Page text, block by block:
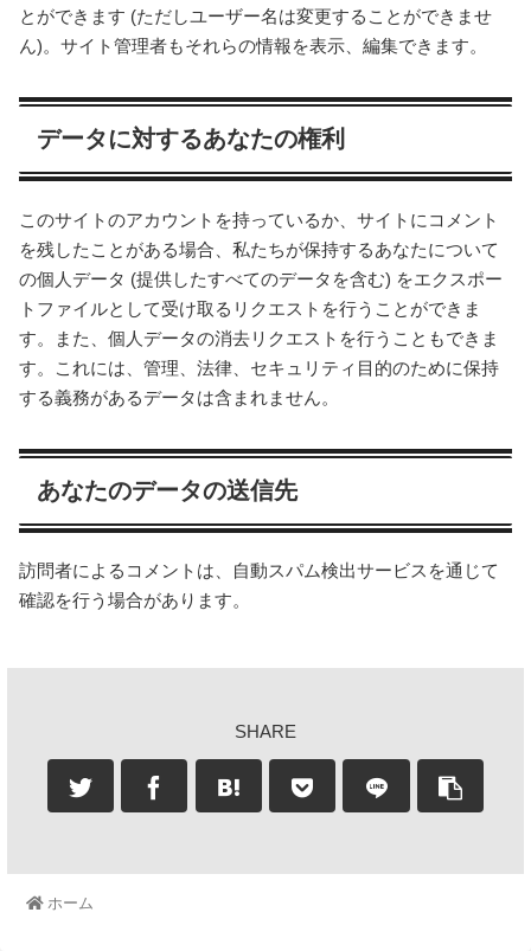
とができます (ただしユーザー名は変更することができませ
ん)。サイト管理者もそれらの情報を表示、編集できます。
データに対するあなたの権利
このサイトのアカウントを持っているか、サイトにコメント
を残したことがある場合、私たちが保持するあなたについて
の個人データ (提供したすべてのデータを含む) をエクスポー
トファイルとして受け取るリクエストを行うことができま
す。また、個人データの消去リクエストを行うこともできま
す。これには、管理、法律、セキュリティ目的のために保持
する義務があるデータは含まれません。
あなたのデータの送信先
訪問者によるコメントは、自動スパム検出サービスを通じて
確認を行う場合があります。
SHARE
ホーム